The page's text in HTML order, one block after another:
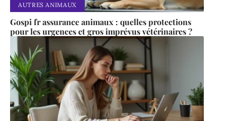
AUTRES ANIMAUX
Gospi fr assurance animaux : quelles protections
pour les urgences et gros imprévus vétérinaires ?